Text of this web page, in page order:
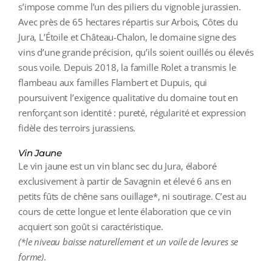
s’impose comme l’un des piliers du vignoble jurassien.
Avec près de 65 hectares répartis sur Arbois, Côtes du
Jura, L’Étoile et Château-Chalon, le domaine signe des
vins d’une grande précision, qu’ils soient ouillés ou élevés
sous voile. Depuis 2018, la famille Rolet a transmis le
flambeau aux familles Flambert et Dupuis, qui
poursuivent l’exigence qualitative du domaine tout en
renforçant son identité : pureté, régularité et expression
fidèle des terroirs jurassiens.
Vin Jaune
Le vin jaune est un vin blanc sec du Jura, élaboré
exclusivement à partir de Savagnin et élevé 6 ans en
petits fûts de chêne sans ouillage*, ni soutirage. C’est au
cours de cette longue et lente élaboration que ce vin
acquiert son goût si caractéristique.
(*le niveau baisse naturellement et un voile de levures se
forme).